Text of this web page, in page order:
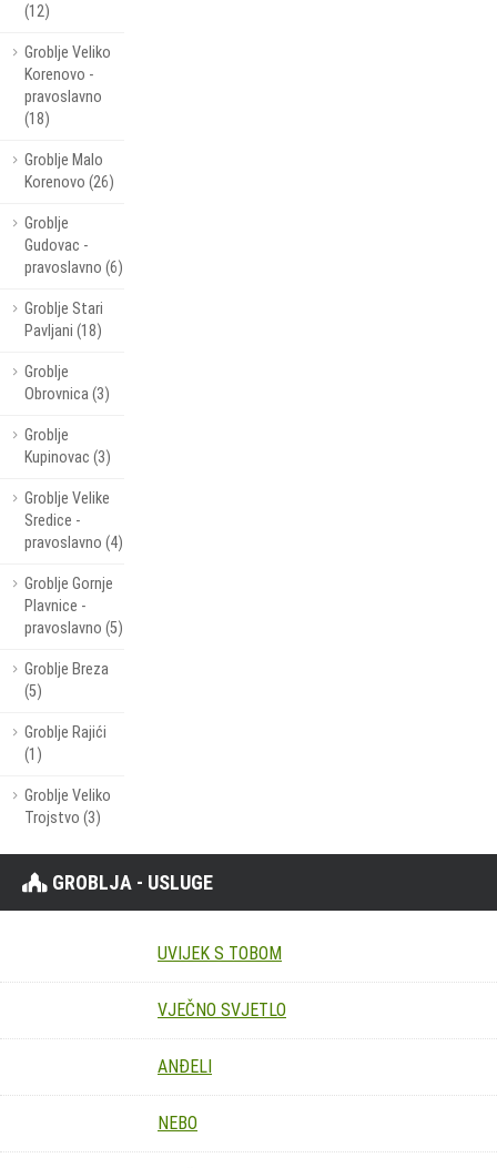
(12)
Groblje Veliko
Korenovo -
pravoslavno
(18)
Groblje Malo
Korenovo (26)
Groblje
Gudovac -
pravoslavno (6)
Groblje Stari
Pavljani (18)
Groblje
Obrovnica (3)
Groblje
Kupinovac (3)
Groblje Velike
Sredice -
pravoslavno (4)
Groblje Gornje
Plavnice -
pravoslavno (5)
Groblje Breza
(5)
Groblje Rajići
(1)
Groblje Veliko
Trojstvo (3)
GROBLJA - USLUGE
UVIJEK S TOBOM
VJEČNO SVJETLO
ANĐELI
NEBO